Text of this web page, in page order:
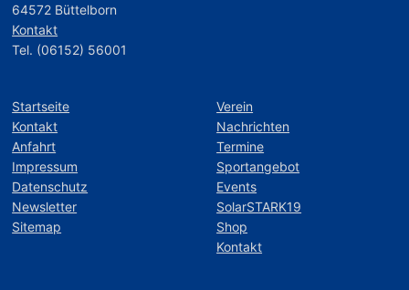
64572 Büttelborn
Kontakt
Tel. (06152) 56001
Startseite
Kontakt
Anfahrt
Impressum
Datenschutz
Newsletter
Sitemap
Verein
Nachrichten
Termine
Sportangebot
Events
SolarSTARK19
Shop
Kontakt